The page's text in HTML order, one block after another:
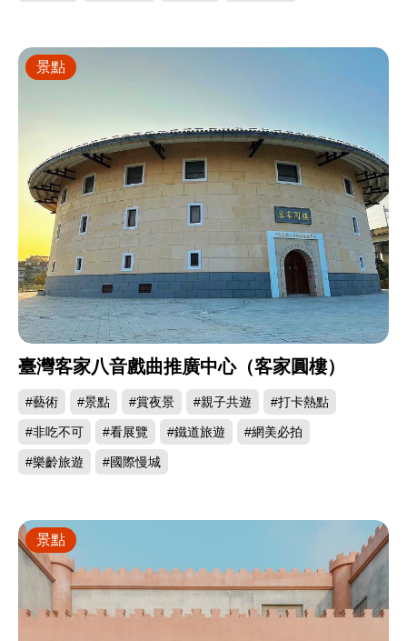
臺灣客家八音戲曲推廣中心（客家圓樓）
#藝術 #景點 #賞夜景 #親子共遊 #打卡熱點
#非吃不可 #看展覽 #鐵道旅遊 #網美必拍
#樂齡旅遊 #國際慢城
景點
景點